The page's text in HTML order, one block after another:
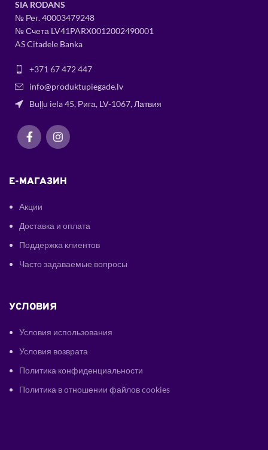
SIA RODANS
№ Рег.40003479248
№ Счета LV41PARX0012002490001
AS Citadele Banka
+371 67 472 447
info@produktupiegade.lv
Buļļu iela 45, Рига, LV-1067, Латвия
E-МАГАЗИН
Акции
Доставка и оплата
Поддержка клиентов
Часто задаваемые вопросы
УСЛОВИЯ
Условия использования
Условия возврата
Политика конфиденциальности
Политика в отношении файлов cookies